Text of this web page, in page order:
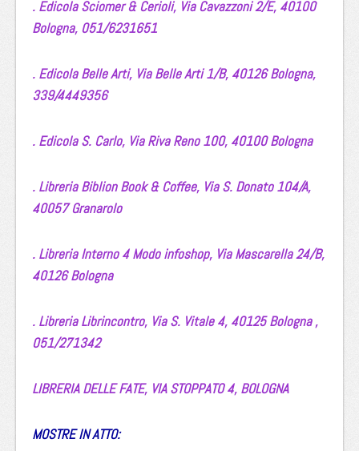
. Edicola Sciomer & Cerioli, Via Cavazzoni 2/E, 40100
Bologna, 051/6231651
. Edicola Belle Arti, Via Belle Arti 1/B, 40126 Bologna,
339/4449356
. Edicola S. Carlo, Via Riva Reno 100, 40100 Bologna
. Libreria Biblion Book & Coffee, Via S. Donato 104/A,
40057 Granarolo
. Libreria Interno 4 Modo infoshop, Via Mascarella 24/B,
40126 Bologna
. Libreria Librincontro, Via S. Vitale 4, 40125 Bologna ,
051/271342
LIBRERIA DELLE FATE, VIA STOPPATO 4, BOLOGNA
MOSTRE IN ATTO: